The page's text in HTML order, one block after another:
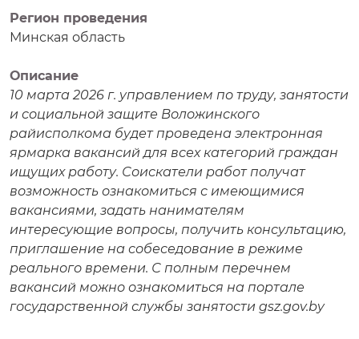
Регион проведения
Минская область
Описание
10 марта 2026 г. управлением по труду, занятости
и социальной защите Воложинского
райисполкома будет проведена электронная
ярмарка вакансий для всех категорий граждан
ищущих работу. Соискатели работ получат
возможность ознакомиться с имеющимися
вакансиями, задать нанимателям
интересующие вопросы, получить консультацию,
приглашение на собеседование в режиме
реального времени. С полным перечнем
вакансий можно ознакомиться на портале
государственной службы занятости gsz.gov.by